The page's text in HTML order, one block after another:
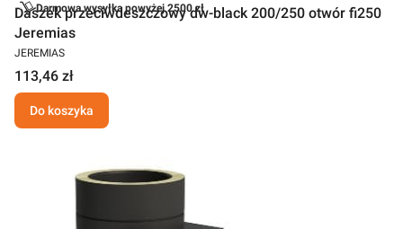
Darmowa wysyłka powyżej 2500 zł
Daszek przeciwdeszczowy dw-black 200/250 otwór fi250
Jeremias
JEREMIAS
113,46 zł
Do koszyka